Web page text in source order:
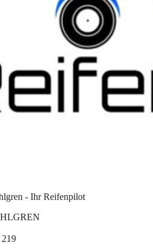
- Ihr Reifenpilot
219